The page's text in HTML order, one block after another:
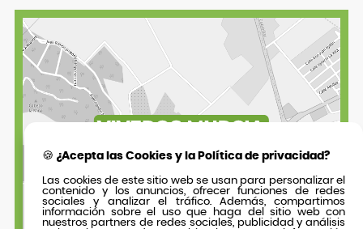
🍪 ¿Acepta las Cookies y la Política de privacidad?
Las cookies de este sitio web se usan para personalizar el
contenido y los anuncios, ofrecer funciones de redes
sociales y analizar el tráfico. Además, compartimos
información sobre el uso que haga del sitio web con
nuestros partners de redes sociales, publicidad y análisis